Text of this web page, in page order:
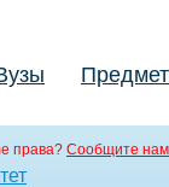
права? Сообщите